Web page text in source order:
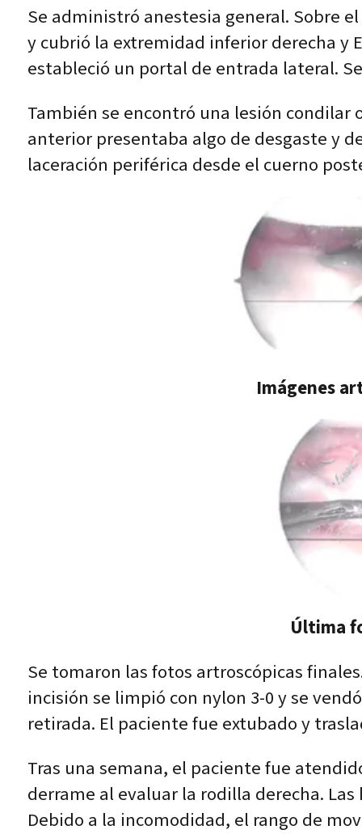
Se administró anestesia general. Sobre
y cubrió la extremidad inferior derecha y
estableció un portal de entrada lateral.
También se encontró una lesión condilar
anterior presentaba algo de desgaste y
laceración periférica desde el cuerno
Imágenes
Última
Se tomaron las fotos artroscópicas
incisión se limpió con nylon 3-0 y se
retirada. El paciente fue extubado y
Tras una semana, el paciente fue
derrame al evaluar la rodilla derecha.
Debido a la incomodidad, el rango de